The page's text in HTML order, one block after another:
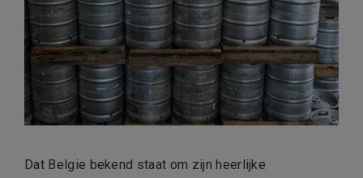
Dat Belgie bekend staat om zijn heerlijke